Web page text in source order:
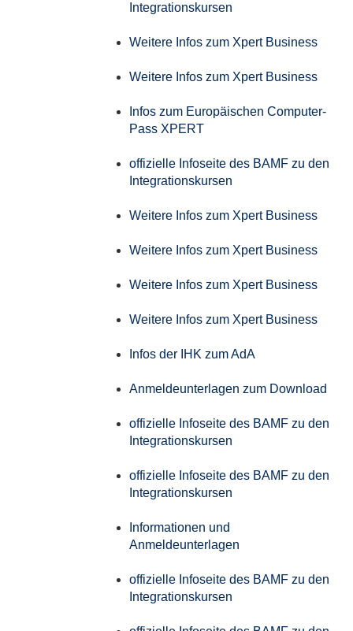
Integrationskursen
Weitere Infos zum Xpert Business
Weitere Infos zum Xpert Business
Infos zum Europäischen Computer-
Pass XPERT
offizielle Infoseite des BAMF zu den
Integrationskursen
Weitere Infos zum Xpert Business
Weitere Infos zum Xpert Business
Weitere Infos zum Xpert Business
Weitere Infos zum Xpert Business
Infos der IHK zum AdA
Anmeldeunterlagen zum Download
offizielle Infoseite des BAMF zu den
Integrationskursen
offizielle Infoseite des BAMF zu den
Integrationskursen
Informationen und
Anmeldeunterlagen
offizielle Infoseite des BAMF zu den
Integrationskursen